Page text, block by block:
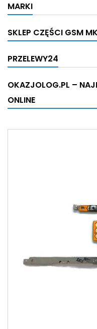
MARKI
SKLEP CZĘŚCI GSM
PRZELEWY24
OKAZJOLOG.PL –
ONLINE